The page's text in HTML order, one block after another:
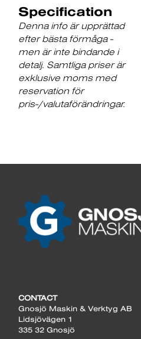
Specification
Denna info är upprättad
efter bästa förmåga -
men är inte bindande i
detalj. Samtliga priser är
exklusive moms med
reservation för
pris-/valutaförändringar.
CONTACT
Gnosjö Maskin & Verktyg AB
Lidsjövägen 1
335 32 Gnosjö